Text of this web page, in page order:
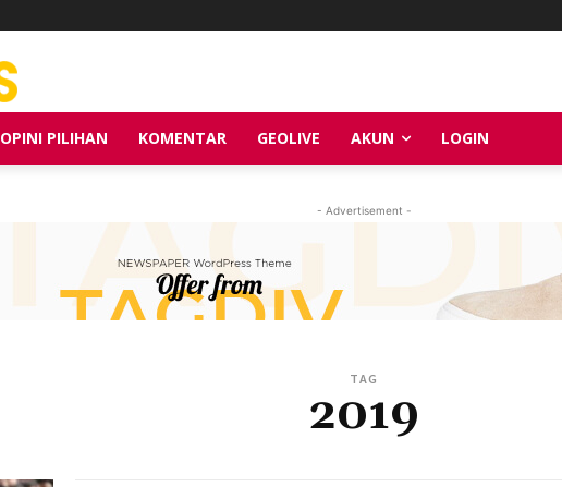
OPINI PILIHAN KOMENTAR GEOLIVE AKUN LOGIN
- Advertisement -
TAG
2019